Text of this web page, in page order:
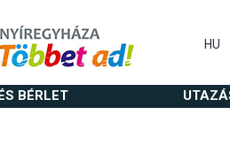
HU
BÉRLET